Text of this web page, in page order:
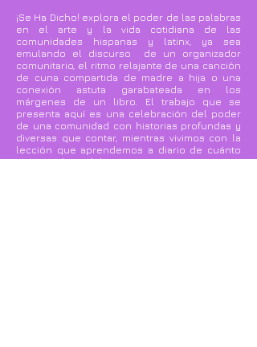
¡Se Ha Dicho! explora el poder de las palabras
en el arte y la vida cotidiana de las
comunidades hispanas y latinx, ya sea
emulando el discurso de un organizador
comunitario, el ritmo relajante de una canción
de cuna compartida de madre a hija o una
conexión astuta garabateada en los
márgenes de un libro. El trabajo que se
presenta aquí es una celebración del poder
de una comunidad con historias profundas y
diversas que contar, mientras vivimos con la
lección que aprendemos a diario de cuánto
importan las palabras.